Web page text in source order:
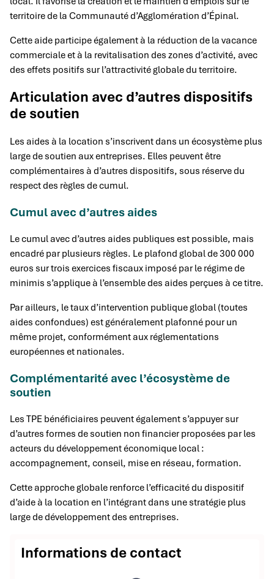
territoire de la Communauté d’Agglomération d’Épinal.
Cette aide participe également à la réduction de la vacance
commerciale et à la revitalisation des zones d’activité, avec
des effets positifs sur l’attractivité globale du territoire.
Articulation avec d’autres dispositifs
de soutien
Les aides à la location s’inscrivent dans un écosystème plus
large de soutien aux entreprises. Elles peuvent être
complémentaires à d’autres dispositifs, sous réserve du
respect des règles de cumul.
Cumul avec d’autres aides
Le cumul avec d’autres aides publiques est possible, mais
encadré par plusieurs règles. Le plafond global de 300 000
euros sur trois exercices fiscaux imposé par le régime de
minimis s’applique à l’ensemble des aides perçues à ce titre.
Par ailleurs, le taux d’intervention publique global (toutes
aides confondues) est généralement plafonné pour un
même projet, conformément aux réglementations
européennes et nationales.
Complémentarité avec l’écosystème de
soutien
Les TPE bénéficiaires peuvent également s’appuyer sur
d’autres formes de soutien non financier proposées par les
acteurs du développement économique local :
accompagnement, conseil, mise en réseau, formation.
Cette approche globale renforce l’efficacité du dispositif
d’aide à la location en l’intégrant dans une stratégie plus
large de développement des entreprises.
Informations de contact